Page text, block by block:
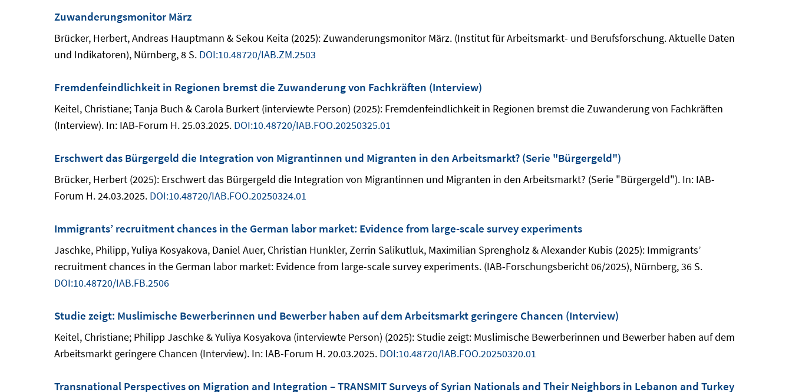
Zuwanderungsmonitor März
Brücker, Herbert, Andreas Hauptmann & Sekou Keita (2025): Zuwanderungsmonitor März. (Institut für Arbeitsmarkt- und Berufsforschung. Aktuelle Daten
und Indikatoren), Nürnberg, 8 S. DOI:10.48720/IAB.ZM.2503
Fremdenfeindlichkeit in Regionen bremst die Zuwanderung von Fachkräften (Interview)
Keitel, Christiane; Tanja Buch & Carola Burkert (interviewte Person) (2025): Fremdenfeindlichkeit in Regionen bremst die Zuwanderung von Fachkräften
(Interview). In: IAB-Forum H. 25.03.2025. DOI:10.48720/IAB.FOO.20250325.01
Erschwert das Bürgergeld die Integration von Migrantinnen und Migranten in den Arbeitsmarkt? (Serie "Bürgergeld")
Brücker, Herbert (2025): Erschwert das Bürgergeld die Integration von Migrantinnen und Migranten in den Arbeitsmarkt? (Serie "Bürgergeld"). In: IAB-
Forum H. 24.03.2025. DOI:10.48720/IAB.FOO.20250324.01
Immigrants’ recruitment chances in the German labor market: Evidence from large-scale survey experiments
Jaschke, Philipp, Yuliya Kosyakova, Daniel Auer, Christian Hunkler, Zerrin Salikutluk, Maximilian Sprengholz & Alexander Kubis (2025): Immigrants’
recruitment chances in the German labor market: Evidence from large-scale survey experiments. (IAB-Forschungsbericht 06/2025), Nürnberg, 36 S.
DOI:10.48720/IAB.FB.2506
Studie zeigt: Muslimische Bewerberinnen und Bewerber haben auf dem Arbeitsmarkt geringere Chancen (Interview)
Keitel, Christiane; Philipp Jaschke & Yuliya Kosyakova (interviewte Person) (2025): Studie zeigt: Muslimische Bewerberinnen und Bewerber haben auf dem
Arbeitsmarkt geringere Chancen (Interview). In: IAB-Forum H. 20.03.2025. DOI:10.48720/IAB.FOO.20250320.01
Transnational Perspectives on Migration and Integration – TRANSMIT Surveys of Syrian Nationals and Their Neighbors in Lebanon and Turkey